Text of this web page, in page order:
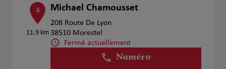
4
11.9 km
Michael Chamousset
208 Route De Lyon
38510 Morestel
Fermé actuellement
Numéro